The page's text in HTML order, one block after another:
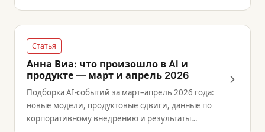
Статья
Анна Виа: что произошло в AI и
продукте — март и апрель 2026
Подборка AI-событий за март–апрель 2026 года:
новые модели, продуктовые сдвиги, данные по
корпоративному внедрению и результаты